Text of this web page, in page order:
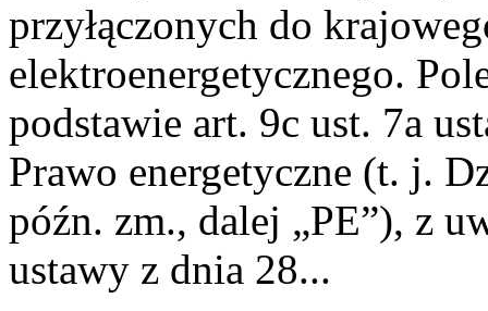
przyłączonych do
elektroenergetycznego.
podstawie art. 9c ust. 7a
Prawo energetyczne (t. j.
późn. zm., dalej „PE”), z
ustawy z dnia 28...